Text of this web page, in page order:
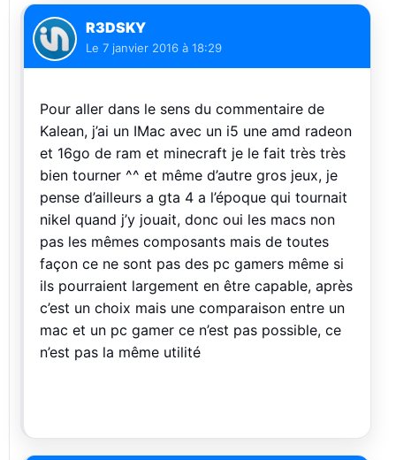
R3DSKY
Le 7 janvier 2016 à 18:29
Pour aller dans le sens du commentaire de
Kalean, j’ai un IMac avec un i5 une amd radeon
et 16go de ram et minecraft je le fait très très
bien tourner ^^ et même d’autre gros jeux, je
pense d’ailleurs a gta 4 a l’époque qui tournait
nikel quand j’y jouait, donc oui les macs non
pas les mêmes composants mais de toutes
façon ce ne sont pas des pc gamers même si
ils pourraient largement en être capable, après
c’est un choix mais une comparaison entre un
mac et un pc gamer ce n’est pas possible, ce
n’est pas la même utilité